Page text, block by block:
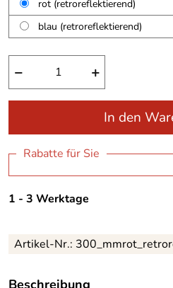
rot (retroreflektierend)
blau (retroreflektierend)
− +
In den
Rabatte für Sie
1 - 3 Werktage
Artikel-Nr.:
Beschreibung